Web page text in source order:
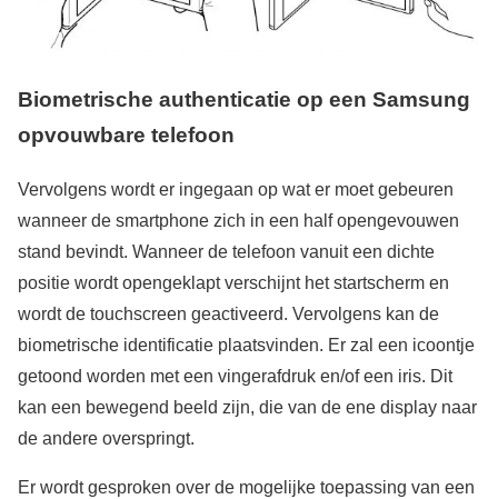
Biometrische authenticatie op een Samsung
opvouwbare telefoon
Vervolgens wordt er ingegaan op wat er moet gebeuren
wanneer de smartphone zich in een half opengevouwen
stand bevindt. Wanneer de telefoon vanuit een dichte
positie wordt opengeklapt verschijnt het startscherm en
wordt de touchscreen geactiveerd. Vervolgens kan de
biometrische identificatie plaatsvinden. Er zal een icoontje
getoond worden met een vingerafdruk en/of een iris. Dit
kan een bewegend beeld zijn, die van de ene display naar
de andere overspringt.
Er wordt gesproken over de mogelijke toepassing van een